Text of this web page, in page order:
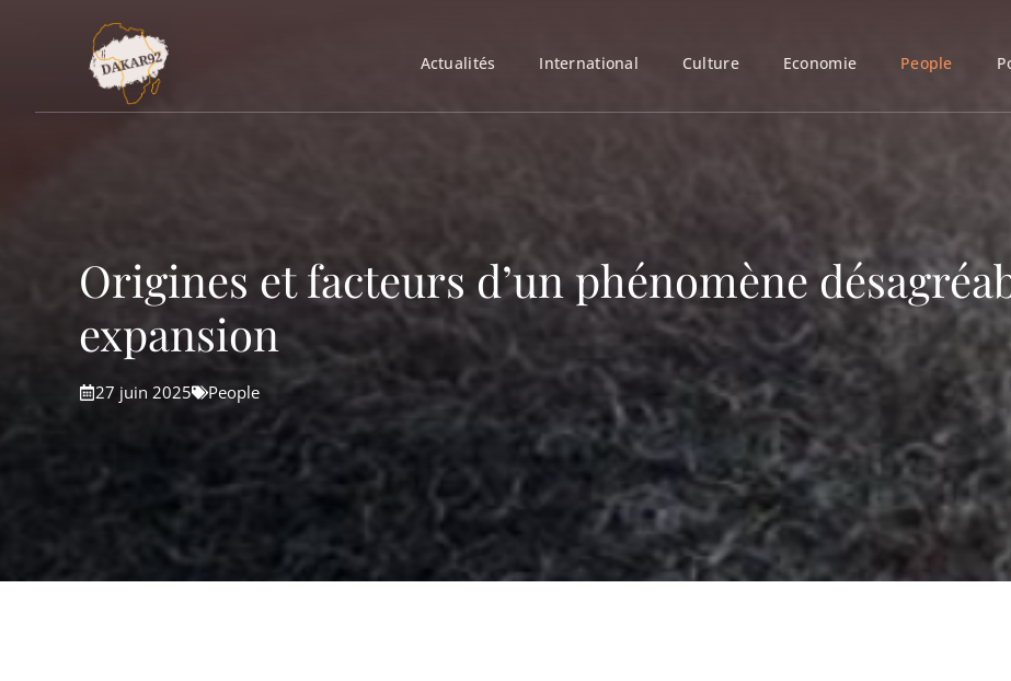
Actualités International Culture Economie People
Origines et facteurs d’un phénomène
expansion
27 juin 2025 People